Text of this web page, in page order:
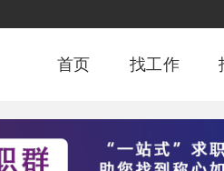
首页 找工作